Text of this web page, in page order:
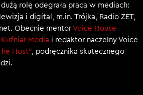
rolę odegrała praca w mediach:
i digital, m.in. Trójka, Radio ZET,
Obecnie mentorVoice House
Kuźniar Media i redaktor naczelny Voice
Host”, podręcznika skutecznego